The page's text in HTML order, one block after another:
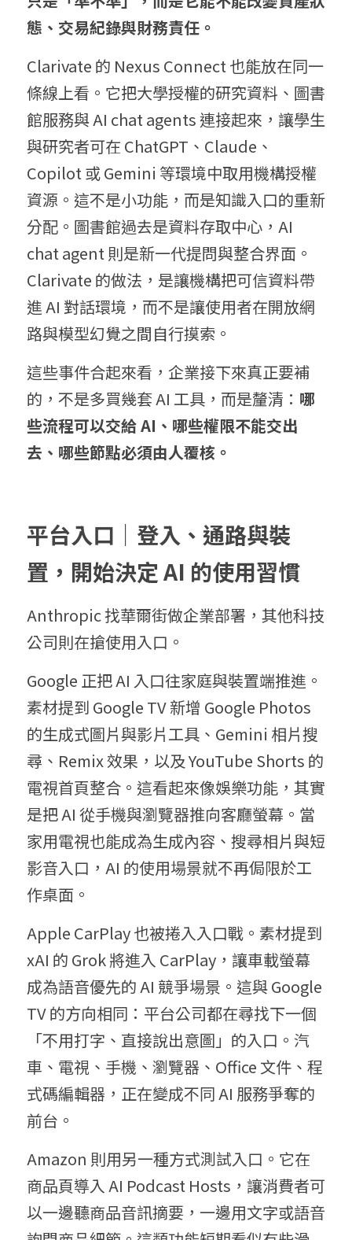
態、交易紀錄與財務責任。
Clarivate 的 Nexus Connect 也能放在同一
條線上看。它把大學授權的研究資料、圖書
館服務與 AI chat agents 連接起來，讓學生
與研究者可在 ChatGPT、Claude、
Copilot 或 Gemini 等環境中取用機構授權
資源。這不是小功能，而是知識入口的重新
分配。圖書館過去是資料存取中心，AI
chat agent 則是新一代提問與整合界面。
Clarivate 的做法，是讓機構把可信資料帶
進 AI 對話環境，而不是讓使用者在開放網
路與模型幻覺之間自行摸索。
這些事件合起來看，企業接下來真正要補
的，不是多買幾套 AI 工具，而是釐清： 哪
些流程可以交給 AI、哪些權限不能交出
去、哪些節點必須由人覆核。
平台入口｜登入、通路與裝
置，開始決定 AI 的使用習慣
Anthropic 找華爾街做企業部署，其他科技
公司則在搶使用入口。
Google 正把 AI 入口往家庭與裝置端推進。
素材提到 Google TV 新增 Google Photos
的生成式圖片與影片工具、Gemini 相片搜
尋、Remix 效果，以及 YouTube Shorts 的
電視首頁整合。這看起來像娛樂功能，其實
是把 AI 從手機與瀏覽器推向客廳螢幕。當
家用電視也能成為生成內容、搜尋相片與短
影音入口，AI 的使用場景就不再侷限於工
作桌面。
Apple CarPlay 也被捲入入口戰。素材提到
xAI 的 Grok 將進入 CarPlay，讓車載螢幕
成為語音優先的 AI 競爭場景。這與 Google
TV 的方向相同：平台公司都在尋找下一個
「不用打字、直接說出意圖」的入口。汽
車、電視、手機、瀏覽器、Office 文件、程
式碼編輯器，正在變成不同 AI 服務爭奪的
前台。
Amazon 則用另一種方式測試入口。它在
商品頁導入 AI Podcast Hosts，讓消費者可
以一邊聽商品音訊摘要，一邊用文字或語音